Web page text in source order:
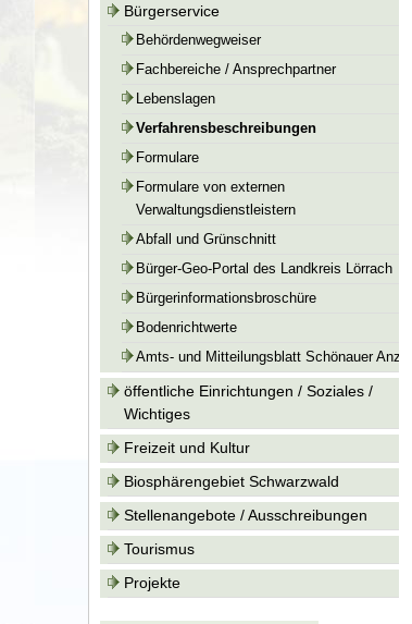
Bürgerservice
Behördenwegweiser
Fachbereiche / Ansprechpartner
Lebenslagen
Verfahrensbeschreibungen
Formulare
Formulare von externen
Verwaltungsdienstleistern
Abfall und Grünschnitt
Bürger-Geo-Portal des Landkreis Lörrach
Bürgerinformationsbroschüre
Bodenrichtwerte
Amts- und Mitteilungsblatt Schönauer
öffentliche Einrichtungen / Soziales /
Wichtiges
Freizeit und Kultur
Biosphärengebiet Schwarzwald
Stellenangebote / Ausschreibungen
Tourismus
Projekte